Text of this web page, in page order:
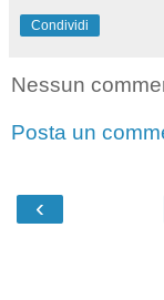
Condividi
Nessun
Posta un
‹